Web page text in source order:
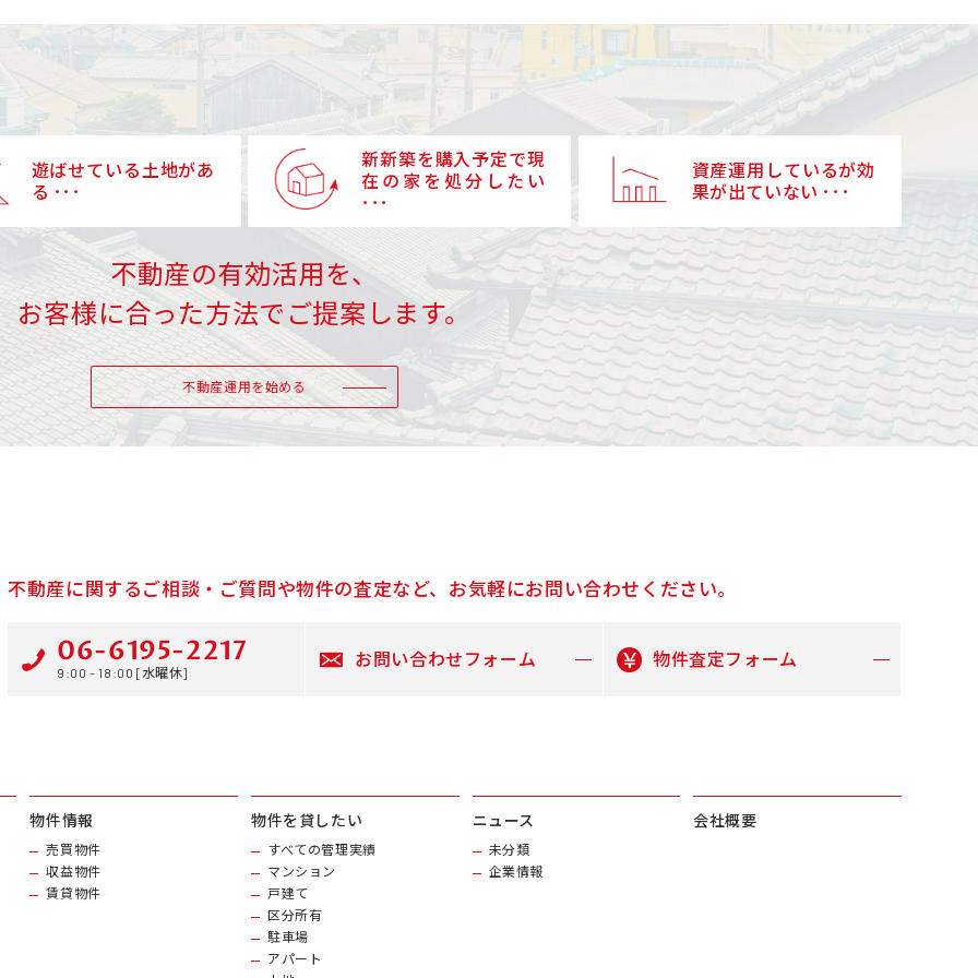
遊ばせている土地があ
る ･･･
新新築を購入予定で現
在の家を処分したい
･･･
資産運用しているが効
果が出ていない ･･･
不動産の有効活用を、
お客様に合った方法でご提案します。
不動産運用を始める
不動産に関するご相談・ご質問や物件の査定など、お気軽にお問い合わせください。
06-6195-2217
9:00 - 18:00 [水曜休]
お問い合わせフォーム 物件査定フォーム
物件情報
売買物件
収益物件
賃貸物件
物件を貸したい
すべての管理実績
マンション
戸建て
区分所有
駐車場
アパート
ニュース
未分類
企業情報
会社概要